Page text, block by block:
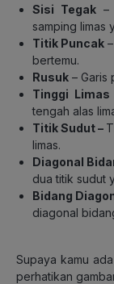
Sisi Tegak –
samping limas
Titik Puncak
bertemu.
Rusuk – Garis
Tinggi Limas
tengah alas
Titik Sudut –
limas.
Diagonal
dua titik sudut
Bidang
diagonal
Supaya kamu
perhatikan